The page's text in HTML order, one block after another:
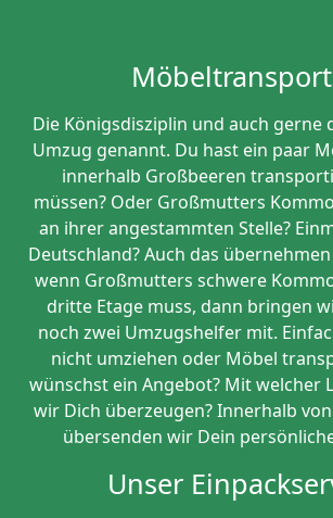
Die Königsdisziplin und auch gerne
Umzug genannt. Du hast ein paar
innerhalb Großbeeren
müssen? Oder Großmutters
an ihrer angestammten Stelle?
Deutschland? Auch das
wenn Großmutters schwere
dritte Etage muss, dann bringen
noch zwei Umzugshelfer mit.
nicht umziehen oder Möbel
wünschst ein Angebot? Mit welcher
wir Dich überzeugen? Innerhalb
übersenden wir Dein
Unser